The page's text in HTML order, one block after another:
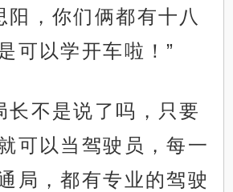
阳，你们俩都有十八
可以学开车啦！”
长不是说了吗，只要
可以当驾驶员，每一
局，都有专业的驾驶